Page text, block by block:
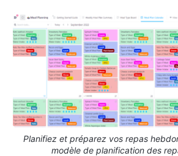
Planifiez et préparez vos repas
modèle de planification des